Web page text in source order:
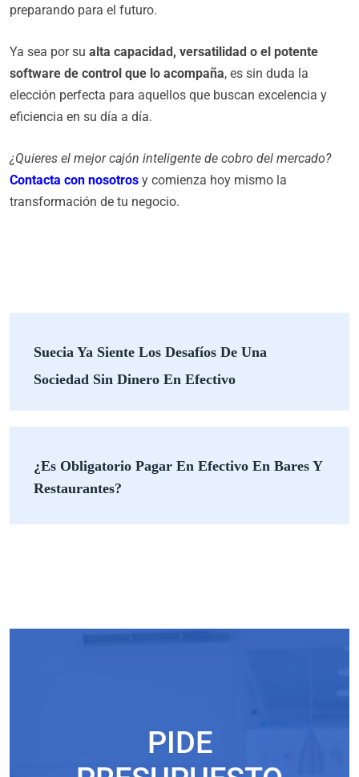
preparando para el futuro.
Ya sea por su alta capacidad, versatilidad o el potente
software de control que lo acompaña, es sin duda la
elección perfecta para aquellos que buscan excelencia y
eficiencia en su día a día.
¿Quieres el mejor cajón inteligente de cobro del mercado?
Contacta con nosotros y comienza hoy mismo la
transformación de tu negocio.
Suecia Ya Siente Los Desafíos De Una
Sociedad Sin Dinero En Efectivo
¿Es Obligatorio Pagar En Efectivo En Bares Y
Restaurantes?
PIDE